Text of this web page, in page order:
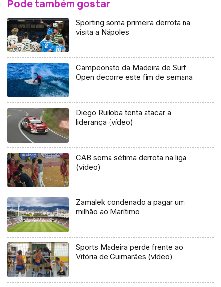
Pode também gostar
Sporting soma primeira derrota na
visita a Nápoles
Campeonato da Madeira de Surf
Open decorre este fim de semana
Diego Ruiloba tenta atacar a
liderança (vídeo)
CAB soma sétima derrota na liga
(vídeo)
Zamalek condenado a pagar um
milhão ao Marítimo
Sports Madeira perde frente ao
Vitória de Guimarães (vídeo)